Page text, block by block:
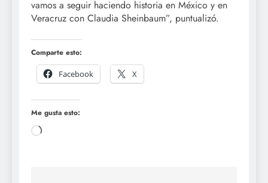
vamos a seguir haciendo historia en México y en
Veracruz con Claudia Sheinbaum”, puntualizó.
Comparte esto:
Facebook
X
Me gusta esto:
Loading…